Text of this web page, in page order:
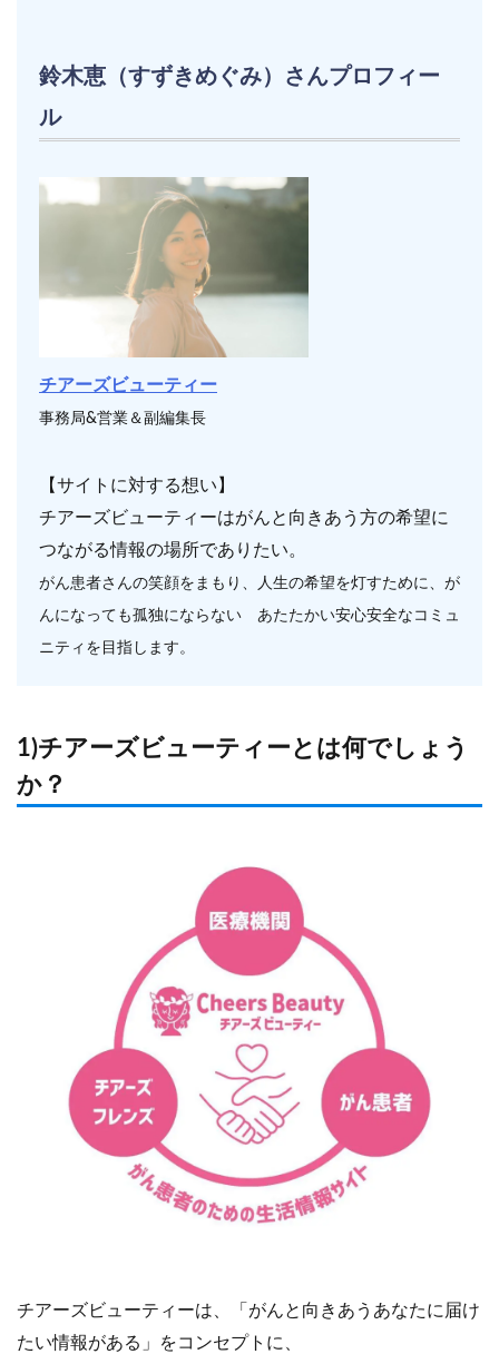
鈴木恵（すずきめぐみ）さんプロフィー
ル
チアーズビューティー
事務局&営業＆副編集長
【サイトに対する想い】
チアーズビューティーはがんと向きあう方の希望に
つながる情報の場所でありたい。
がん患者さんの笑顔をまもり、人生の希望を灯すために、が
んになっても孤独にならない あたたかい安心安全なコミュ
ニティを目指します。
1)チアーズビューティーとは何でしょう
か？
チアーズビューティーは、「がんと向きあうあなたに届け
たい情報がある」をコンセプトに、